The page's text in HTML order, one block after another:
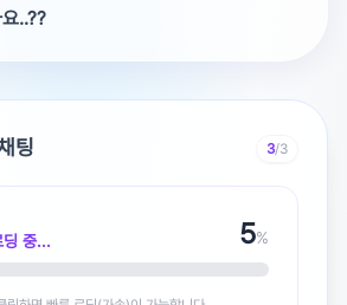
..??
이 해제됩니다
팅 3/3
딩 중... 5%